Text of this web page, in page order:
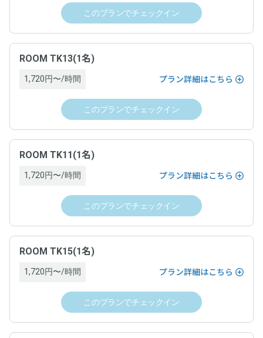
このプランでチェックイン
ROOM TK13(1名)
1,720円〜/時間 プラン詳細はこちら
このプランでチェックイン
ROOM TK11(1名)
1,720円〜/時間 プラン詳細はこちら
このプランでチェックイン
ROOM TK15(1名)
1,720円〜/時間 プラン詳細はこちら
このプランでチェックイン
「空箱byGMO」にお問い合わせ次第、遅延なく提供します。
住所
「空箱byGMO」にお問い合わせ次第、遅延なく提供します。
契約条件
ドロップイン利用ゲスト規約、各運営ホストの利用規約
お問い合わせ
お問い合わせフォームよりお願いします。
「空箱byGMO」にお問い合わせ次第、遅延なく提供します。
契約条件
ドロップイン利用ゲスト規約 各運営ホストの利用規約
お問い合わせ
お問い合わせフォームよりお願いします。